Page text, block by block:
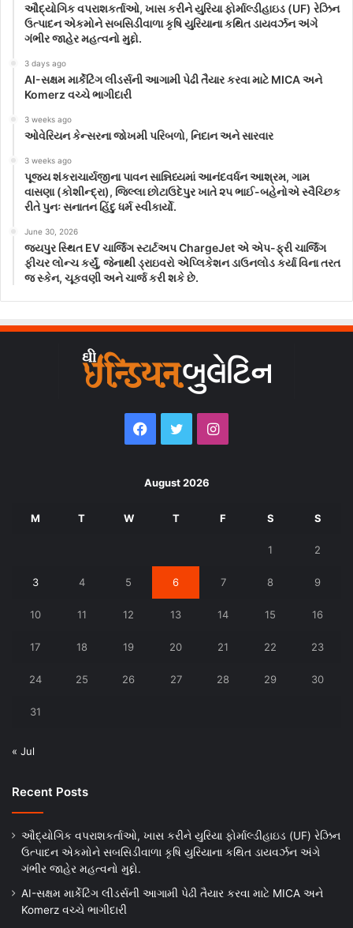
ઔદ્યોગિક વપરાશકર્તાઓ, ખાસ કરીને યુરિયા ફોર્માલ્ડીહાઇડ (UF) રેઝિન
ઉત્પાદન એકમોને સબસિડીવાળા કૃષિ યુરિયાના કથિત ડાયવર્ઝન અંગે
ગંભીર જાહેર મહત્વનો મુદ્દો.
3 days ago
AI-સક્ષમ માર્કેટિંગ લીડર્સની આગામી પેઢી તૈયાર કરવા માટે MICA અને
Komerz વચ્ચે ભાગીદારી
3 weeks ago
ઓવેરિયન કેન્સરના જોખમી પરિબળો, નિદાન અને સારવાર
3 weeks ago
પૂજ્ય શંકરાચાર્યજીના પાવન સાન્નિધ્યમાં આનંદવર્ધન આશ્રમ, ગામ
વાસણા (કોશીન્દ્રા), જિલ્લા છોટાઉદેપુર ખાતે ૨૫ ભાઈ-બહેનોએ સ્વૈચ્છિક
રીતે પુનઃ સનાતન હિંદુ ધર્મ સ્વીકાર્યો.
June 30, 2026
જયપુર સ્થિત EV ચાર્જિંગ સ્ટાર્ટઅપ ChargeJet એ એપ-ફ્રી ચાર્જિંગ
ફીચર લોન્ચ કર્યું, જેનાથી ડ્રાઇવરો એપ્લિકેશન ડાઉનલોડ કર્યા વિના તરત
જ સ્કેન, ચૂકવણી અને ચાર્જ કરી શકે છે.
Facebook
TwitterInstagram
August 2026
M T W T F S S
1 2
3 4 5 6 7 8 9
10 11 12 13 14 15 16
17 18 19 20 21 22 23
24 25 26 27 28 29 30
31
« Jul
Recent Posts
ઔદ્યોગિક વપરાશકર્તાઓ, ખાસ કરીને યુરિયા ફોર્માલ્ડીહાઇડ (UF) રેઝિન
ઉત્પાદન એકમોને સબસિડીવાળા કૃષિ યુરિયાના કથિત ડાયવર્ઝન અંગે
ગંભીર જાહેર મહત્વનો મુદ્દો.
AI-સક્ષમ માર્કેટિંગ લીડર્સની આગામી પેઢી તૈયાર કરવા માટે MICA અને
Komerz વચ્ચે ભાગીદારી